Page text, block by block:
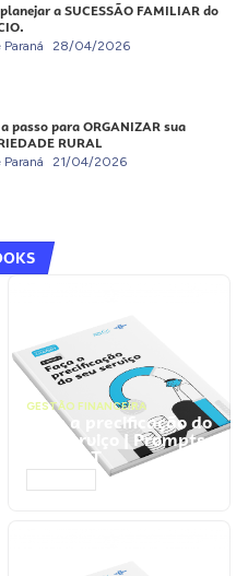
a SUCESSÃO FAMILIAR do
Paraná 28/04/2026
passo para ORGANIZAR sua
RURAL
Paraná 21/04/2026
GESTÃO FINANCEIRA
Faça a precificação do
seu serviço | Prompts
ChatGPT